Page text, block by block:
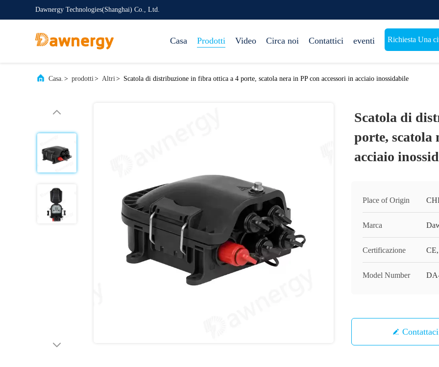
Dawnergy Technologies(Shanghai) Co., Ltd.
Casa Prodotti Video Circa noi Contattici eventi Richiesta Una
Casa. > prodotti> Altri> Scatola di distribuzione in fibra ottica a 4 porte, scatola nera in PP con accessori in acciaio inossidabile
Scatola di
porte, scatola
acciaio
Place of Origin
Marca
Certificazione
Model Number
Contattaci